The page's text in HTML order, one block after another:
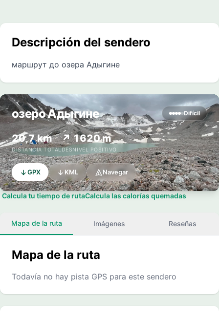
Descripción del sendero
маршрут до озера Адыгине
озеро Адыгине Difícil
20,7 km
DISTANCIA TOTAL
↗ 1620 m
DESNIVEL POSITIVO
GPX KML Navegar
Calcula tu tiempo de rutaCalcula las calorías quemadas
Mapa de la ruta Imágenes Reseñas
Mapa de la ruta
Todavía no hay pista GPS para este sendero